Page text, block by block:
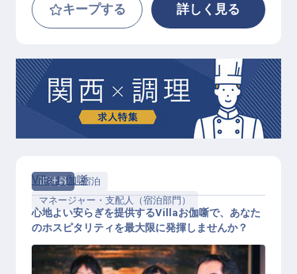
キープする 詳しく見る
正社員
宿泊
マネージャー・支配人（宿泊部門）
Villa お伽噺
心地よい安らぎを提供するVillaお伽噺で、あなた
のホスピタリティを最大限に発揮しませんか？